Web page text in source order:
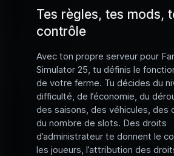
Tes règles, tes mods,
contrôle
Avec ton propre serveur pour
Simulator 25, tu définis le
de votre ferme. Tu décides du
difficulté, de l’économie, du
des saisons, des véhicules, des
du nombre de slots. Des droits
d’administrateur te donnent le
les joueurs, l’attribution des